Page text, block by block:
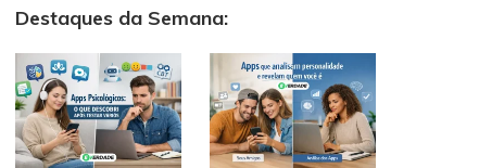
Destaques da Semana: